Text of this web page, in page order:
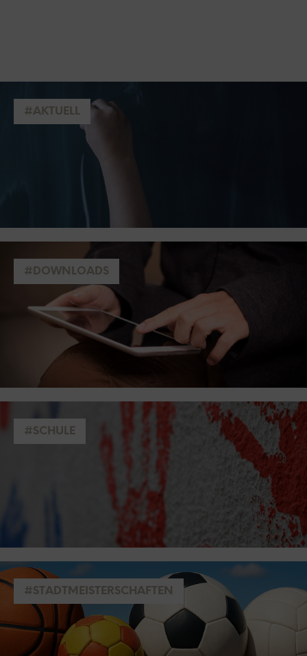
#AKTUELL
#DOWNLOADS
#SCHULE
#STADTMEISTERSCHAFTEN